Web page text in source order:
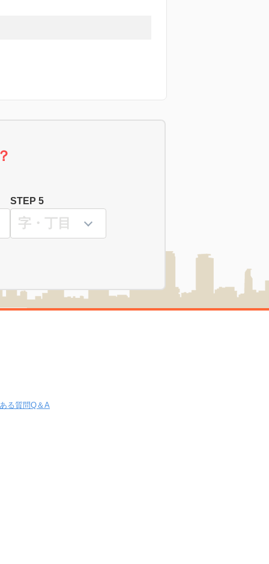
STEP 5
る質問Q＆A